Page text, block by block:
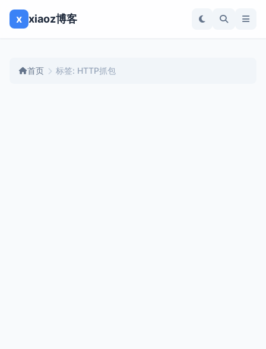
x xiaoz博客
首页 标签: HTTP抓包